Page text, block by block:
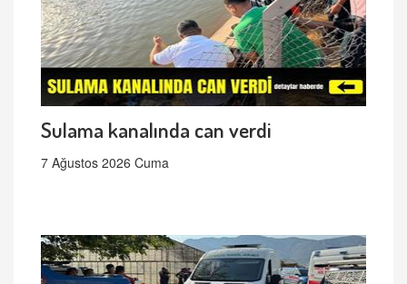
Sulama kanalında can verdi
7 Ağustos 2026 Cuma